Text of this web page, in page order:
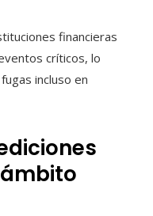
financieras
críticos, lo
incluso en